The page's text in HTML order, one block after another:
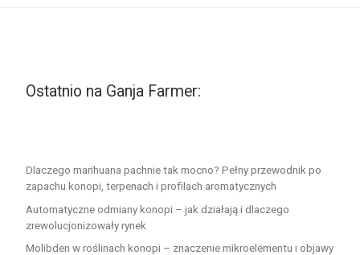
Ostatnio na Ganja Farmer:
Dlaczego marihuana pachnie tak mocno? Pełny przewodnik po
zapachu konopi, terpenach i profilach aromatycznych
Automatyczne odmiany konopi – jak działają i dlaczego
zrewolucjonizowały rynek
Molibden w roślinach konopi – znaczenie mikroelementu i objawy